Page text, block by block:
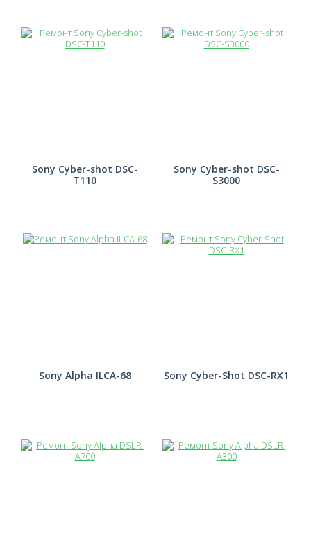
Sony Cyber-shot DSC-
T110
Sony Cyber-shot DSC-
S3000
Sony Alpha ILCA-68 Sony Cyber-Shot DSC-RX1